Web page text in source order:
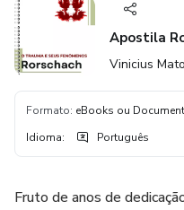
Apostila
Vinicius
Formato: eBooks ou
Idioma: Português
Fruto de anos de